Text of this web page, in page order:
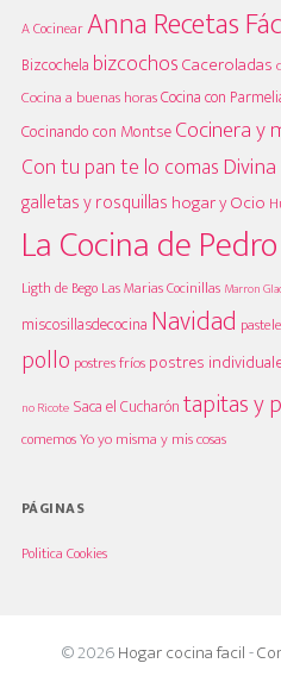
A CocinearAnna Recetas
Bizcochela bizcochosCaceroladas
Cocina a buenas horasCocina con
Cocinando con MontseCocinera y
Con tu pan te lo comas
galletas y rosquillas hogar y Ocio
La Cocina de
Ligth de Bego Las Marias Cocinillas Marron
miscosillasdecocina Navidad
pollo postres fríospostres
no Ricote Saca el Cucharóntapitas y
comemosYo yo misma y mis cosas
PÁGINAS
Politica Cookies
© 2026Hogar cocina facil-